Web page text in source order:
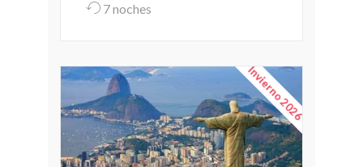
7 noches
Invierno 2026